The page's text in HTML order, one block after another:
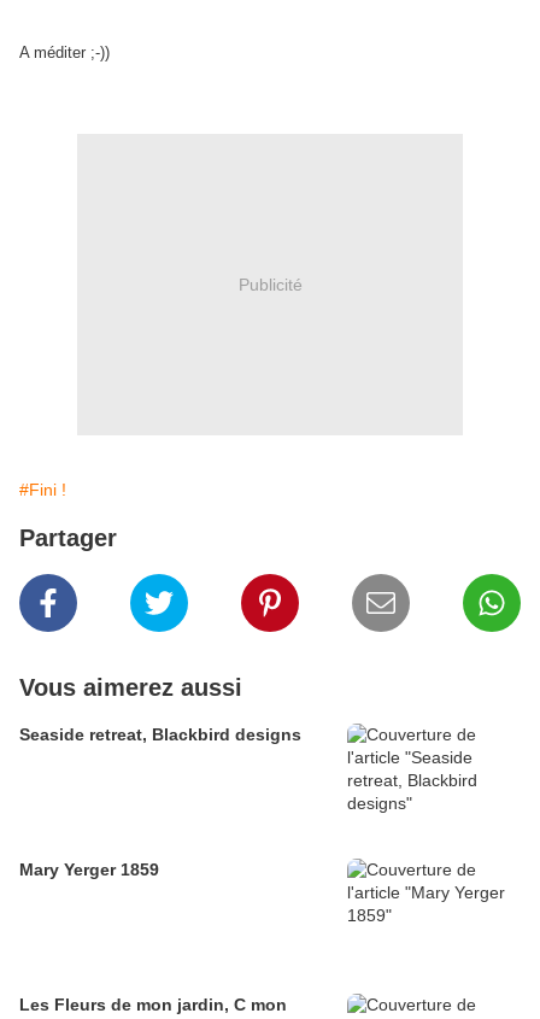
A méditer ;-))
Publicité
#Fini !
Partager
Vous aimerez aussi
Seaside retreat, Blackbird designs
Mary Yerger 1859
Les Fleurs de mon jardin, C mon